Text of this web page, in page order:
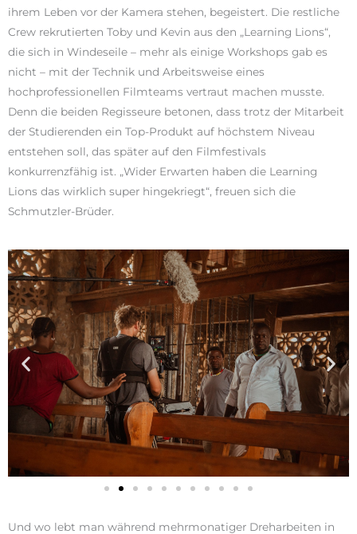
ihrem Leben vor der Kamera stehen, begeistert. Die restliche
Crew rekrutierten Toby und Kevin aus den „Learning Lions“,
die sich in Windeseile – mehr als einige Workshops gab es
nicht – mit der Technik und Arbeitsweise eines
hochprofessionellen Filmteams vertraut machen musste.
Denn die beiden Regisseure betonen, dass trotz der Mitarbeit
der Studierenden ein Top-Produkt auf höchstem Niveau
entstehen soll, das später auf den Filmfestivals
konkurrenzfähig ist. „Wider Erwarten haben die Learning
Lions das wirklich super hingekriegt“, freuen sich die
Schmutzler-Brüder.
Und wo lebt man während mehrmonatiger Dreharbeiten in